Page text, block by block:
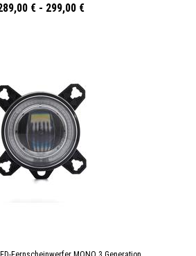
€ - 299,00 €